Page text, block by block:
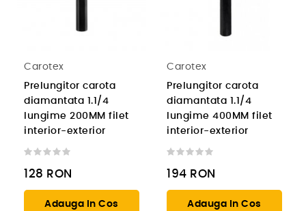
Carotex
Prelungitor carota
diamantata 1.1/4
lungime 200MM filet
interior-exterior
128 RON
Adauga In Cos
Carotex
Prelungitor carota
diamantata 1.1/4
lungime 400MM filet
interior-exterior
194 RON
Adauga In Cos